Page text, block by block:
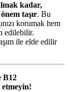
kadar,
taşır. Bu
korumak hem
edilebilir.
ile elde edilir
B12